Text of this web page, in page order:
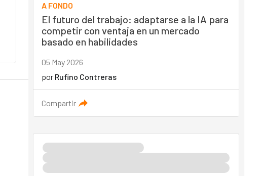
A FONDO
El futuro del trabajo: adaptarse a la IA para
competir con ventaja en un mercado
basado en habilidades
05 May 2026
por Rufino Contreras
Compartir